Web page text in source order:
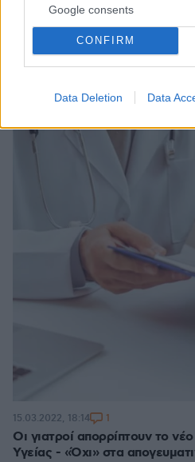
Google consents
CONFIRM
Data Deletion Data
διαβούλευση - Κίνητρα και
ποιοτικά κριτήρια που θα
Οι γιατροί απορρίπτουν το
Υγείας - «Όχι» στα
15.03.2022, 18:14 1